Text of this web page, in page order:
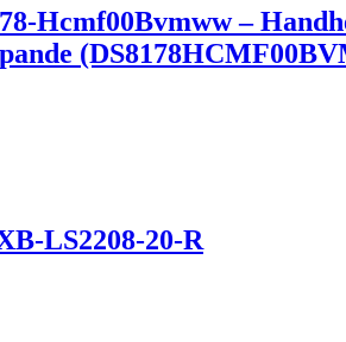
Hcmf00Bvmww –
LS2208-20-R